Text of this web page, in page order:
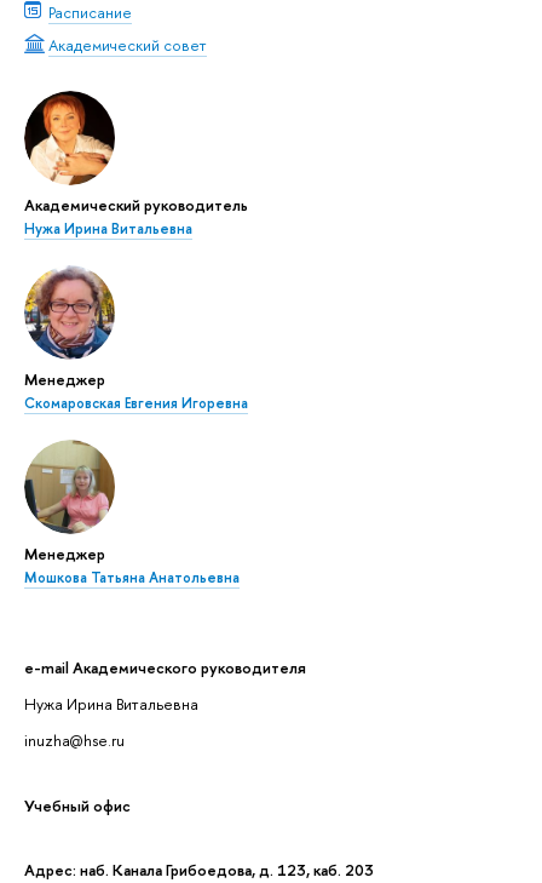
Расписание
Академический совет
Академический руководитель
Нужа Ирина Витальевна
Менеджер
Скомаровская Евгения Игоревна
Менеджер
Мошкова Татьяна Анатольевна
e-mail Академического руководителя
Нужа Ирина Витальевна
inuzha@hse.ru
Учебный офис
Адрес: наб. Канала Грибоедова, д. 123, каб. 203